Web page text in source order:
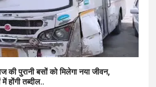
की पुरानी बसों को मिलेगा नया जीवन,
होंगी तब्दील..